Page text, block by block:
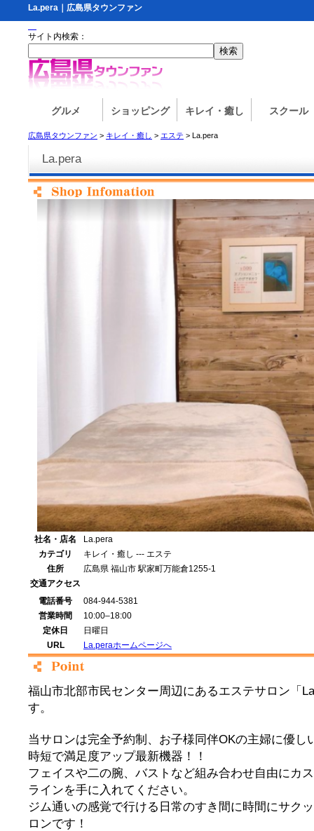
La.pera｜広島県タウンファン
サイト内検索：
グルメ ショッピング キレイ・癒し スクール
広島県タウンファン > キレイ・癒し > エステ > La.pera
La.pera
社名・店名
La.pera
カテゴリ
キレイ・癒し --- エステ
住所
広島県 福山市 駅家町万能倉1255-1
交通アクセス
電話番号
084-944-5381
営業時間
10:00–18:00
定休日
日曜日
URL
La.peraホームページへ
福山市北部市民センター周辺にあるエステサロン「
す。
当サロンは完全予約制、お子様同伴OKの主婦に優し
時短で満足度アップ最新機器！！
フェイスや二の腕、バストなど組み合わせ自由にカ
ラインを手に入れてください。
ジム通いの感覚で行ける日常のすき間に時間にサク
ロンです！